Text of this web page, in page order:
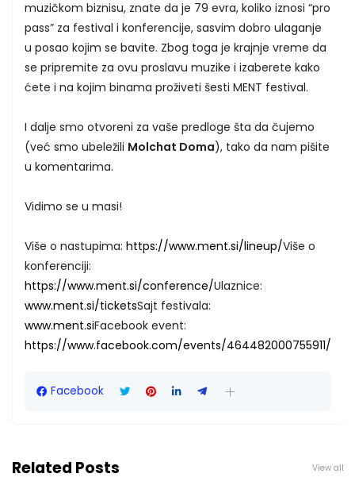
muzičkom biznisu, znate da je 79 evra, koliko iznosi “pro
pass” za festival i konferencije, sasvim dobro ulaganje
u posao kojim se bavite. Zbog toga je krajnje vreme da
se pripremite za ovu proslavu muzike i izaberete kako
ćete i na kojim binama proživeti šesti MENT festival.
I dalje smo otvoreni za vaše predloge šta da čujemo
(već smo ubeležili Molchat Doma), tako da nam pišite
u komentarima.
Vidimo se u masi!
Više o nastupima: https://www.ment.si/lineup/Više o
konferenciji:
https://www.ment.si/conference/Ulaznice:
www.ment.si/ticketsSajt festivala:
www.ment.siFacebook event:
https://www.facebook.com/events/464482000755911/
Facebook
Related Posts View all